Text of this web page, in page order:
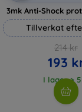
3mk Anti-Shock
Tillverkat
214 kr
193
I lager >